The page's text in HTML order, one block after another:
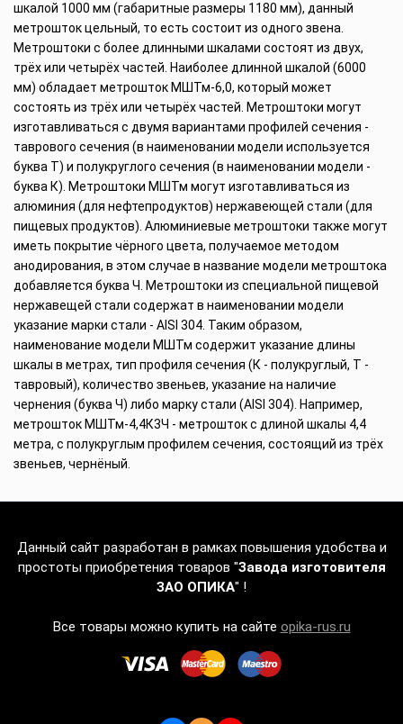
шкалой 1000 мм (габаритные размеры 1180 мм), данный
метрошток цельный, то есть состоит из одного звена.
Метроштоки с более длинными шкалами состоят из двух,
трёх или четырёх частей. Наиболее длинной шкалой (6000
мм) обладает метрошток МШТм-6,0, который может
состоять из трёх или четырёх частей. Метроштоки могут
изготавливаться с двумя вариантами профилей сечения -
таврового сечения (в наименовании модели используется
буква Т) и полукруглого сечения (в наименовании модели -
буква К). Метроштоки МШТм могут изготавливаться из
алюминия (для нефтепродуктов) нержавеющей стали (для
пищевых продуктов). Алюминиевые метроштоки также могут
иметь покрытие чёрного цвета, получаемое методом
анодирования, в этом случае в название модели метроштока
добавляется буква Ч. Метроштоки из специальной пищевой
нержавещей стали содержат в наименовании модели
указание марки стали - AISI 304. Таким образом,
наименование модели МШТм содержит указание длины
шкалы в метрах, тип профиля сечения (К - полукруглый, Т -
тавровый), количество звеньев, указание на наличие
чернения (буква Ч) либо марку стали (AISI 304). Например,
метрошток МШТм-4,4К3Ч - метрошток с длиной шкалы 4,4
метра, с полукруглым профилем сечения, состоящий из трёх
звеньев, чернёный.
Данный сайт разработан в рамках повышения удобства и
простоты приобретения товаров "Завода изготовителя
ЗАО ОПИКА" !
Все товары можно купить на сайте opika-rus.ru